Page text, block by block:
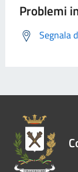
Problemi
Segnala